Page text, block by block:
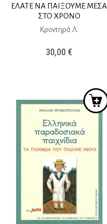
ΕΛΑΤΕ ΝΑ ΠΑΙΞΟΥΜΕ ΜΕΣΑ
ΣΤΟ ΧΡΟΝΟ
Κροντηρά Λ.
30,00€